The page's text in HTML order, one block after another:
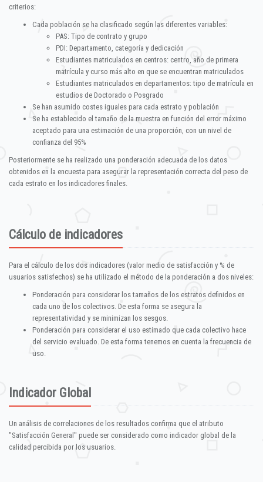
criterios:
Cada población se ha clasificado según las diferentes variables:
PAS: Tipo de contrato y grupo
PDI: Departamento, categoría y dedicación
Estudiantes matriculados en centros: centro, año de primera
matrícula y curso más alto en que se encuentran matriculados
Estudiantes matriculados en departamentos: tipo de matrícula en
estudios de Doctorado o Posgrado
Se han asumido costes iguales para cada estrato y población
Se ha establecido el tamaño de la muestra en función del error máximo
aceptado para una estimación de una proporción, con un nivel de
confianza del 95%
Posteriormente se ha realizado una ponderación adecuada de los datos
obtenidos en la encuesta para asegurar la representación correcta del peso de
cada estrato en los indicadores finales.
Cálculo de indicadores
Para el cálculo de los dos indicadores (valor medio de satisfacción y % de
usuarios satisfechos) se ha utilizado el método de la ponderación a dos niveles:
Ponderación para considerar los tamaños de los estratos definidos en
cada uno de los colectivos. De esta forma se asegura la
representatividad y se minimizan los sesgos.
Ponderación para considerar el uso estimado que cada colectivo hace
del servicio evaluado. De esta forma tenemos en cuenta la frecuencia de
uso.
Indicador Global
Un análisis de correlaciones de los resultados confirma que el atributo
"Satisfacción General" puede ser considerado como indicador global de la
calidad percibida por los usuarios.